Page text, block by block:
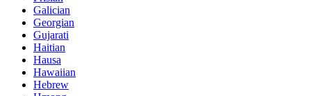
Galician
Georgian
Gujarati
Haitian
Hausa
Hawaiian
Hebrew